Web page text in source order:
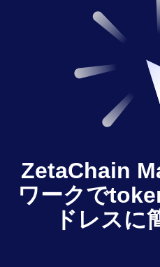
ZetaChain
ワークで
ドレスに